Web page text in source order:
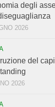
degli
2026
del
2026